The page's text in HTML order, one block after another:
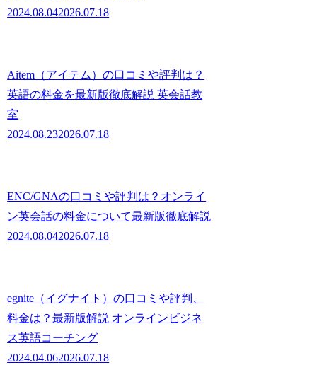
2024.08.042026.07.18
Aitem（アイテム）の口コミや評判は？
英語の料金を最新版徹底解説 英会話教
室
2024.08.232026.07.18
ENC/GNAの口コミや評判は？オンライ
ン英会話の料金について最新版徹底解説
2024.08.042026.07.18
egnite（イグナイト）の口コミや評判、
料金は？最新版解説 オンラインビジネ
ス英語コーチング
2024.04.062026.07.18